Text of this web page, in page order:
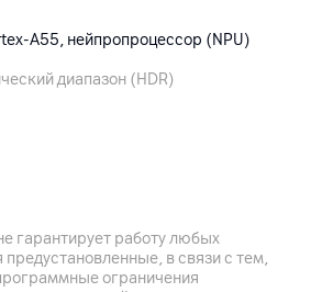
A55, нейпропроцессор (NPU)
диапазон (HDR)
гарантирует работу любых
в связи с тем,
ограничения